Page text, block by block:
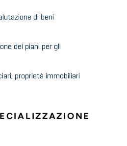
di beni
dei piani per gli
proprietà immobiliari